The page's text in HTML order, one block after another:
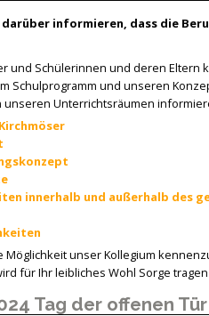
informieren, dass die
und Schülerinnen und deren Eltern
Schulprogramm und unseren
unseren Unterrichtsräumen
innerhalb und außerhalb des
Möglichkeit unser Kollegium
für Ihr leibliches Wohl Sorge
Tag der offenen Tür